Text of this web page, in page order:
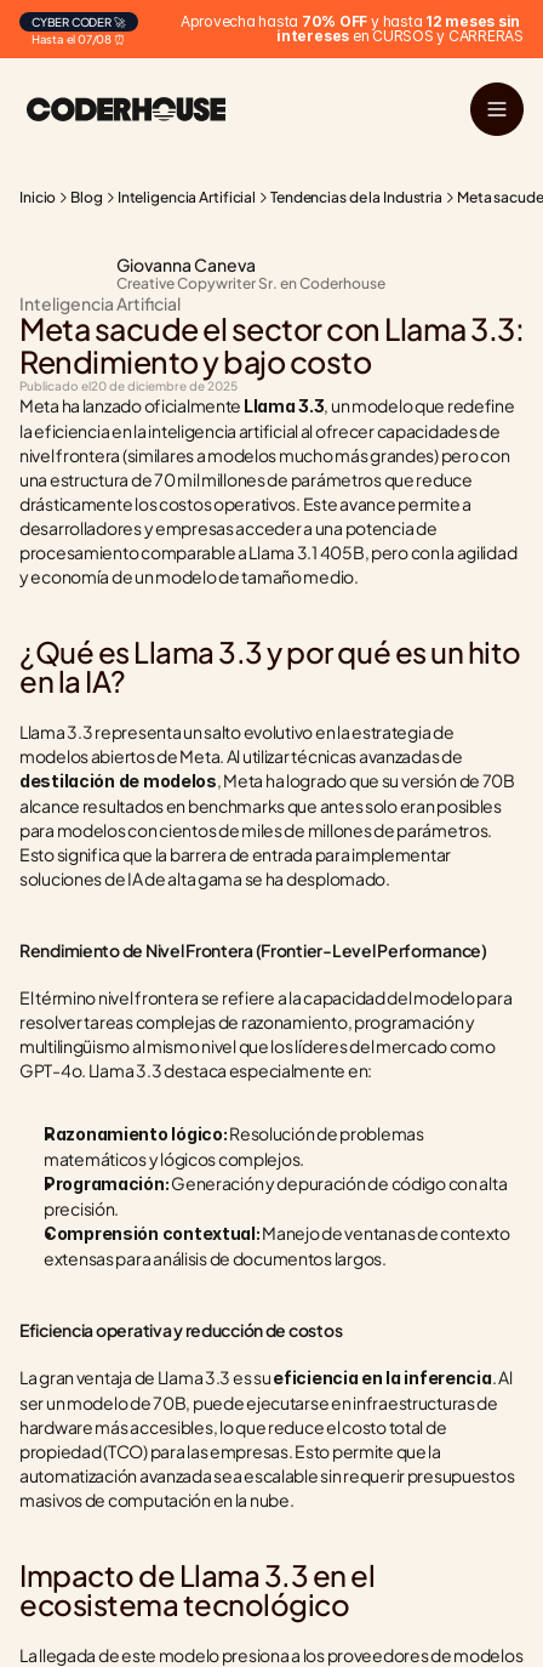
Hasta el 07/08 ⏰
CYBER CODER 🚀 Aprovecha hasta 70% OFF y hasta 12 meses sin
intereses en CURSOS y CARRERAS
Inicio Blog Inteligencia Artificial Tendencias de la Industria Meta
Giovanna Caneva
Creative Copywriter Sr. en Coderhouse
Inteligencia Artificial
Meta sacude el sector con Llama 3.3:
Rendimiento y bajo costo
Publicado el20 de diciembre de 2025
Meta ha lanzado oficialmente Llama 3.3, un modelo que redefine
la eficiencia en la inteligencia artificial al ofrecer capacidades de
nivel frontera (similares a modelos mucho más grandes) pero con
una estructura de 70 mil millones de parámetros que reduce
drásticamente los costos operativos. Este avance permite a
desarrolladores y empresas acceder a una potencia de
procesamiento comparable a Llama 3.1 405B, pero con la agilidad
y economía de un modelo de tamaño medio.
¿Qué es Llama 3.3 y por qué es un hito
en la IA?
Llama 3.3 representa un salto evolutivo en la estrategia de
destilación de modelos, Meta ha logrado que su versión de 70B
alcance resultados en benchmarks que antes solo eran posibles
para modelos con cientos de miles de millones de parámetros.
Esto significa que la barrera de entrada para implementar
soluciones de IA de alta gama se ha desplomado.
Rendimiento de Nivel Frontera (Frontier-Level Performance)
El término nivel frontera se refiere a la capacidad del modelo para
resolver tareas complejas de razonamiento, programación y
multilingüismo al mismo nivel que los líderes del mercado como
GPT-4o. Llama 3.3 destaca especialmente en:
Razonamiento lógico: Resolución de problemas
matemáticos y lógicos complejos.
Programación: Generación y depuración de código con alta
precisión.
Comprensión contextual: Manejo de ventanas de contexto
extensas para análisis de documentos largos.
Eficiencia operativa y reducción de costos
La gran ventaja de Llama 3.3 es su eficiencia en la inferencia. Al
ser un modelo de 70B, puede ejecutarse en infraestructuras de
hardware más accesibles, lo que reduce el costo total de
propiedad (TCO) para las empresas. Esto permite que la
automatización avanzada sea escalable sin requerir presupuestos
masivos de computación en la nube.
Impacto de Llama 3.3 en el
ecosistema tecnológico
La llegada de este modelo presiona a los proveedores de modelos